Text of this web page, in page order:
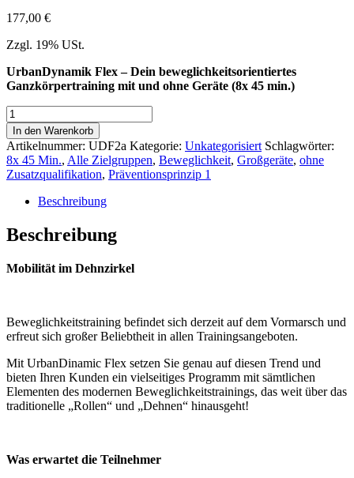
177,00 €
Zzgl. 19% USt.
UrbanDynamik Flex – Dein beweglichkeitsorientiertes
Ganzkörpertraining mit und ohne Geräte (8x 45 min.)
UrbanDynamic
Flex
–
Dein
beweglichkeitsorientiertes
Ganzkörpertraining
ohne
Geräte
45
In den Warenkorb
Artikelnummer: UDF2a Kategorie: Unkategorisiert Schlagwörter:
8x 45 Min., Alle Zielgruppen, Beweglichkeit, Großgeräte, ohne
Zusatzqualifikation, Präventionsprinzip 1
Beschreibung
Beschreibung
Mobilität im Dehnzirkel
Beweglichkeitstraining befindet sich derzeit auf dem Vormarsch und
erfreut sich großer Beliebtheit in allen Trainingsangeboten.
Mit UrbanDinamic Flex setzen Sie genau auf diesen Trend und
bieten Ihren Kunden ein vielseitiges Programm mit sämtlichen
Elementen des modernen Beweglichkeitstrainings, das weit über das
traditionelle „Rollen“ und „Dehnen“ hinausgeht!
Was erwartet die Teilnehmer